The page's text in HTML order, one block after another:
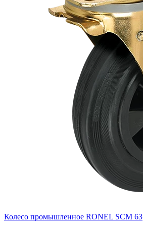
Колесо промышленное RONEL SCM 63